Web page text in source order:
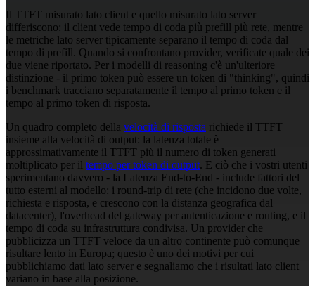
Il TTFT misurato lato client e quello misurato lato server
differiscono: il client vede tempo di coda più prefill più rete, mentre
le metriche lato server tipicamente separano il tempo di coda dal
tempo di prefill. Quando si confrontano provider, verificate quale dei
due viene riportato. Per i modelli di reasoning c'è un'ulteriore
distinzione - il primo token può essere un token di "thinking", quindi
i benchmark tracciano separatamente il tempo al primo token e il
tempo al primo token di risposta.
Un quadro completo della velocità di risposta richiede il TTFT
insieme alla velocità di output: la latenza totale è
approssimativamente il TTFT più il numero di token generati
moltiplicato per il tempo per token di output. E ciò che i vostri utenti
sperimentano davvero - la Latenza End-to-End - include fattori del
tutto esterni al modello: i round-trip di rete (che incidono due volte,
richiesta e risposta, e crescono con la distanza geografica dal
datacenter), l'overhead del gateway per autenticazione e routing, e il
tempo di coda su infrastruttura condivisa. Un provider che
pubblicizza un TTFT veloce da un altro continente può comunque
risultare lento in Europa; questo è uno dei motivi per cui
pubblichiamo dati lato server e segnaliamo che i risultati lato client
variano in base alla posizione.